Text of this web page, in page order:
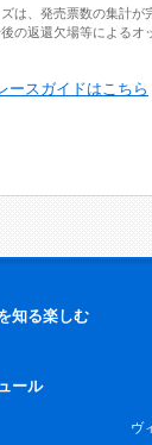
は、発売票数の集計が
の返還欠場等によるオ
ースガイドはこちら
知る楽しむ
ール
ヴ